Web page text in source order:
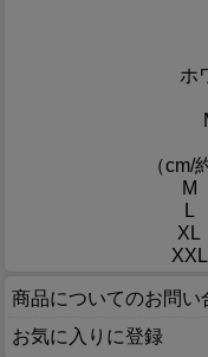
ホ
（cm/
M
L
XL
XXL
商品についてのお問い
お気に入りに登録